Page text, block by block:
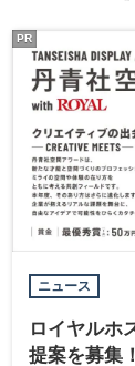
ニュース
ロイヤルホ
提案を募集
PR